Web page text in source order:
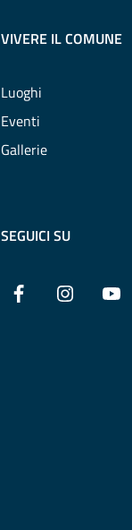
VIVERE IL COMUNE
Luoghi
Eventi
Gallerie
SEGUICI SU
Facebook Instagram